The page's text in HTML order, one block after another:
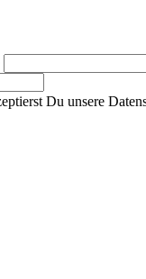
Du unsere